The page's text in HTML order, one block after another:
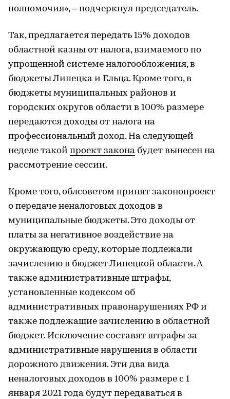
полномочия», – подчеркнул председатель.
Так, предлагается передать 15% доходов
областной казны от налога, взимаемого по
упрощенной системе налогообложения, в
бюджеты Липецка и Ельца. Кроме того, в
бюджеты муниципальных районов и
городских округов области в 100% размере
передаются доходы от налога на
профессиональный доход. На следующей
неделе такой проект закона будет вынесен на
рассмотрение сессии.
Кроме того, облсоветом принят законопроект
о передаче неналоговых доходов в
муниципальные бюджеты. Это доходы от
платы за негативное воздействие на
окружающую среду, которые подлежали
зачислению в бюджет Липецкой области. А
также административные штрафы,
установленные кодексом об
административных правонарушениях РФ и
также подлежащие зачислению в областной
бюджет. Исключение составят штрафы за
административные нарушения в области
дорожного движения. Эти два вида
неналоговых доходов в 100% размере с 1
января 2021 года будут передаваться в